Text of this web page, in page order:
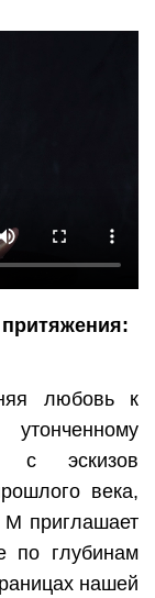
любовь к
с эскизов
века,
приглашает
по глубинам
нашей